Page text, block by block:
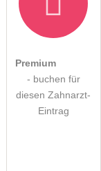
Premium
- buchen für
diesen Zahnarzt-
Eintrag